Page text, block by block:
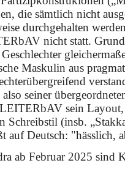
die sämtlich nicht
durchgehalten
nicht statt.
Maskulin aus
seiner
sein Layout,
Schreibstil (insb.
auf Deutsch: "hässlich,
ab Februar 2025 sind